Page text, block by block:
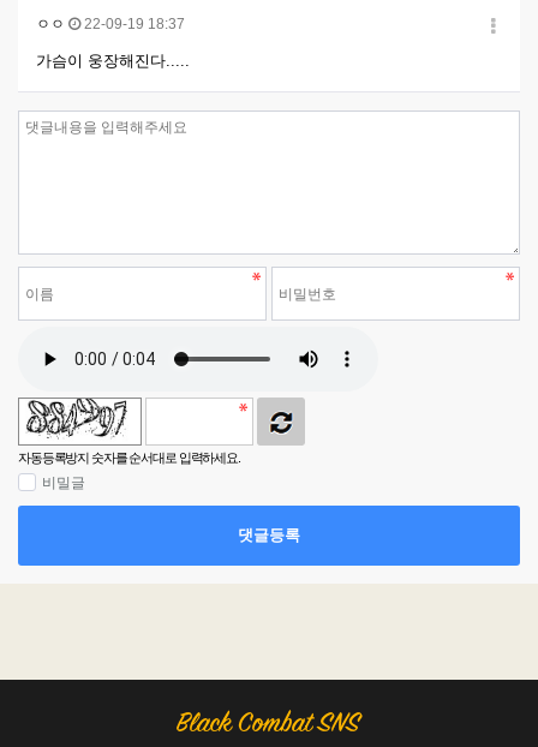
ㅇㅇ 22-09-19 18:37
가슴이 웅장해진다.....
자동등록방지 숫자를 순서대로 입력하세요.
비밀글
댓글등록